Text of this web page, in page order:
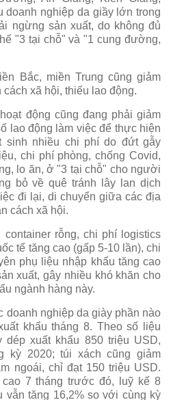
doanh nghiệp da giầy lớn trong
ngừng sản xuất, do không đủ
"3 tại chỗ" và "1 cung đường,
Bắc, miền Trung cũng giảm
xã hội, thiếu lao động.
động cũng đang phải giảm
lao động làm việc để thực hiện
sinh nhiều chi phí do đứt gẫy
chi phí phòng, chống Covid,
lo ăn, ở "3 tại chỗ" cho người
bỏ về quê tránh lây lan dịch
đi lại, di chuyển giữa các địa
cách xã hội.
container rỗng, chi phí logistics
tế tăng cao (gấp 5-10 lần), chi
phụ liệu nhập khẩu tăng cao
xuất, gây nhiều khó khăn cho
ngành hàng này.
doanh nghiệp da giày phần nào
khẩu tháng 8. Theo số liệu
dép xuất khẩu 850 triệu USD,
kỳ 2020; túi xách cũng giảm
ngoái, chỉ đạt 150 triệu USD.
7 tháng trước đó, luỹ kế 8
vẫn tăng 16,2% so với cùng kỳ